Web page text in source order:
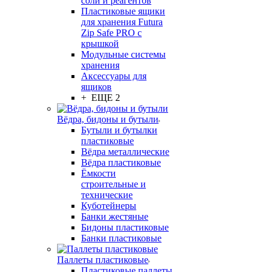
Пластиковые ящики
для хранения Futura
Zip Safe PRO с
крышкой
Модульные системы
хранения
Аксессуары для
ящиков
+ ЕЩЕ 2
Вёдра, бидоны и бутыли
Бутыли и бутылки
пластиковые
Вёдра металлические
Вёдра пластиковые
Ёмкости
строительные и
технические
Куботейнеры
Банки жестяные
Бидоны пластиковые
Банки пластиковые
Паллеты пластиковые